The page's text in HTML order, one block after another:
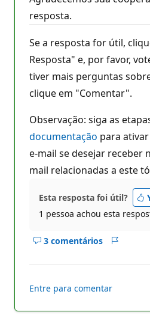
resposta.
Se a resposta for útil,
Resposta" e, por favor,
tiver mais perguntas
clique em "Comentar".
Observação: siga as
documentação para
e-mail se desejar receber
mail relacionadas a este
Esta resposta foi útil?
1 pessoa achou esta
3 comentários
Mostrar
resposta
Entre para comentar